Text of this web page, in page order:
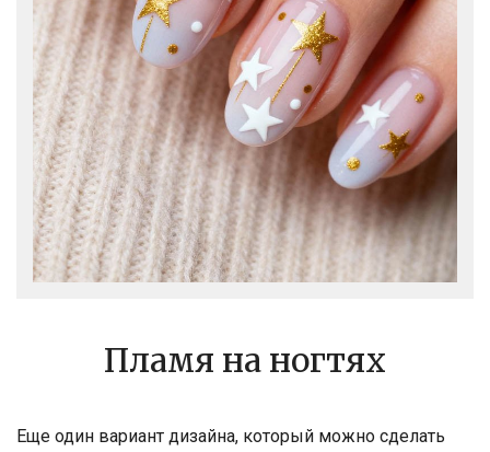
Пламя на ногтях
Еще один вариант дизайна, который можно сделать